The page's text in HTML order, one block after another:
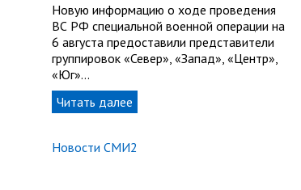
Новую информацию о ходе проведения
ВС РФ специальной военной операции на
6 августа предоставили представители
группировок «Север», «Запад», «Центр»,
«Юг»…
Читать далее
Новости СМИ2